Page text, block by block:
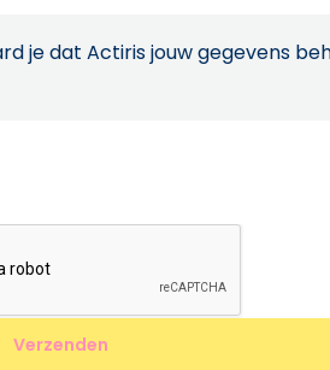
je dat Actiris jouw gegevens